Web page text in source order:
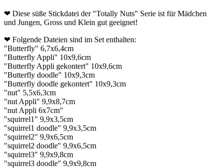
❤ Diese süße Stickdatei der "Totally Nuts" Serie ist für Mädchen
und Jungen, Gross und Klein gut geeignet!
❤ Folgende Dateien sind im Set enthalten:
"Butterfly" 6,7x6,4cm
"Butterfly Appli" 10x9,6cm
"Butterfly Appli gekontert" 10x9,6cm
"Butterfly doodle" 10x9,3cm
"Butterfly doodle gekontert" 10x9,3cm
"nut" 5,5x6,3cm
"nut Appli" 9,9x8,7cm
"nut Appli 6x7cm"
"squirrel1" 9,9x3,5cm
"squirrel1 doodle" 9,9x3,5cm
"squirrel2" 9,9x6,5cm
"squirrel2 doodle" 9,9x6,5cm
"squirrel3" 9,9x9,8cm
"squirrel3 doodle" 9,9x9,8cm